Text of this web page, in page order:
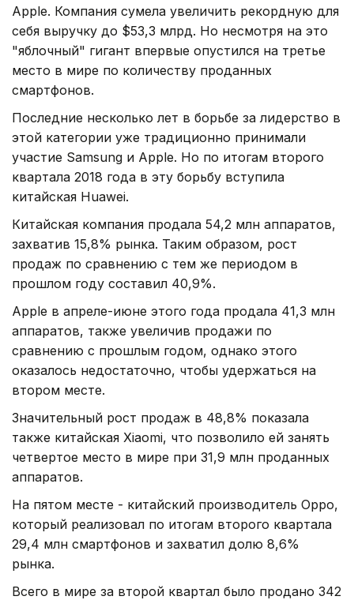
Apple. Компания сумела увеличить рекордную для
себя выручку до $53,3 млрд. Но несмотря на это
"яблочный" гигант впервые опустился на третье
место в мире по количеству проданных
смартфонов.
Последние несколько лет в борьбе за лидерство в
этой категории уже традиционно принимали
участие Samsung и Apple. Но по итогам второго
квартала 2018 года в эту борьбу вступила
китайская Huawei.
Китайская компания продала 54,2 млн аппаратов,
захватив 15,8% рынка. Таким образом, рост
продаж по сравнению с тем же периодом в
прошлом году составил 40,9%.
Apple в апреле-июне этого года продала 41,3 млн
аппаратов, также увеличив продажи по
сравнению с прошлым годом, однако этого
оказалось недостаточно, чтобы удержаться на
втором месте.
Значительный рост продаж в 48,8% показала
также китайская Xiaomi, что позволило ей занять
четвертое место в мире при 31,9 млн проданных
аппаратов.
На пятом месте - китайский производитель Oppo,
который реализовал по итогам второго квартала
29,4 млн смартфонов и захватил долю 8,6%
рынка.
Всего в мире за второй квартал было продано 342